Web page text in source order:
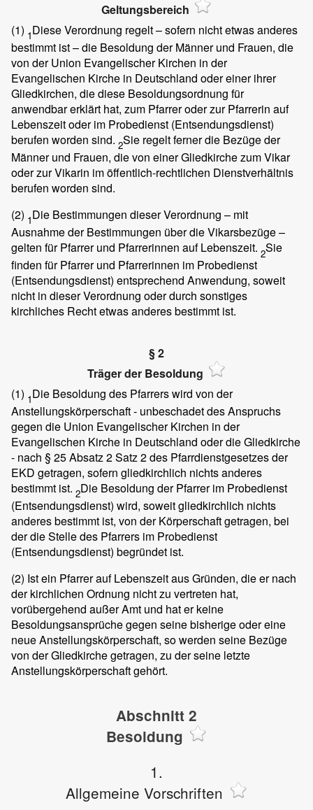
Geltungsbereich
(1) 1Diese Verordnung regelt – sofern nicht etwas anderes
bestimmt ist – die Besoldung der Männer und Frauen, die
von der Union Evangelischer Kirchen in der
Evangelischen Kirche in Deutschland oder einer ihrer
Gliedkirchen, die diese Besoldungsordnung für
anwendbar erklärt hat, zum Pfarrer oder zur Pfarrerin auf
Lebenszeit oder im Probedienst (Entsendungsdienst)
berufen worden sind. 2Sie regelt ferner die Bezüge der
Männer und Frauen, die von einer Gliedkirche zum Vikar
oder zur Vikarin im öffentlich-rechtlichen Dienstverhältnis
berufen worden sind.
(2) 1Die Bestimmungen dieser Verordnung – mit
Ausnahme der Bestimmungen über die Vikarsbezüge –
gelten für Pfarrer und Pfarrerinnen auf Lebenszeit. 2Sie
finden für Pfarrer und Pfarrerinnen im Probedienst
(Entsendungsdienst) entsprechend Anwendung, soweit
nicht in dieser Verordnung oder durch sonstiges
kirchliches Recht etwas anderes bestimmt ist.
§ 2
Träger der Besoldung
(1) 1Die Besoldung des Pfarrers wird von der
Anstellungskörperschaft - unbeschadet des Anspruchs
gegen die Union Evangelischer Kirchen in der
Evangelischen Kirche in Deutschland oder die Gliedkirche
- nach § 25 Absatz 2 Satz 2 des Pfarrdienstgesetzes der
EKD getragen, sofern gliedkirchlich nichts anderes
bestimmt ist. 2Die Besoldung der Pfarrer im Probedienst
(Entsendungsdienst) wird, soweit gliedkirchlich nichts
anderes bestimmt ist, von der Körperschaft getragen, bei
der die Stelle des Pfarrers im Probedienst
(Entsendungsdienst) begründet ist.
(2) Ist ein Pfarrer auf Lebenszeit aus Gründen, die er nach
der kirchlichen Ordnung nicht zu vertreten hat,
vorübergehend außer Amt und hat er keine
Besoldungsansprüche gegen seine bisherige oder eine
neue Anstellungskörperschaft, so werden seine Bezüge
von der Gliedkirche getragen, zu der seine letzte
Anstellungskörperschaft gehört.
Abschnitt 2
Besoldung
1.
Allgemeine Vorschriften